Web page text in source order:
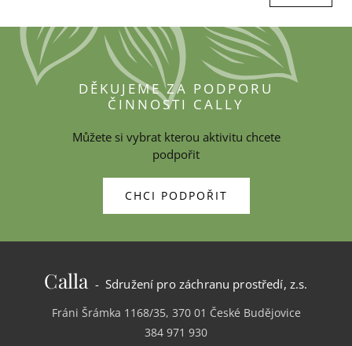
DĚKUJEME ZA PODPORU
ČINNOSTI CALLY
Můžete si vybrat kterou aktivitu chcete
podpořit
CHCI PODPOŘIT
Calla- Sdružení pro záchranu prostředí, z.s.
Fráni Šrámka 1168/35, 370 01 České Budějovice
384 971 930